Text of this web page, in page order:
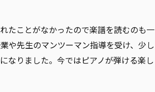
たことがなかったので楽譜を読むのも一
や先生のマンツーマン指導を受け、少し
なりました。今ではピアノが弾ける楽し